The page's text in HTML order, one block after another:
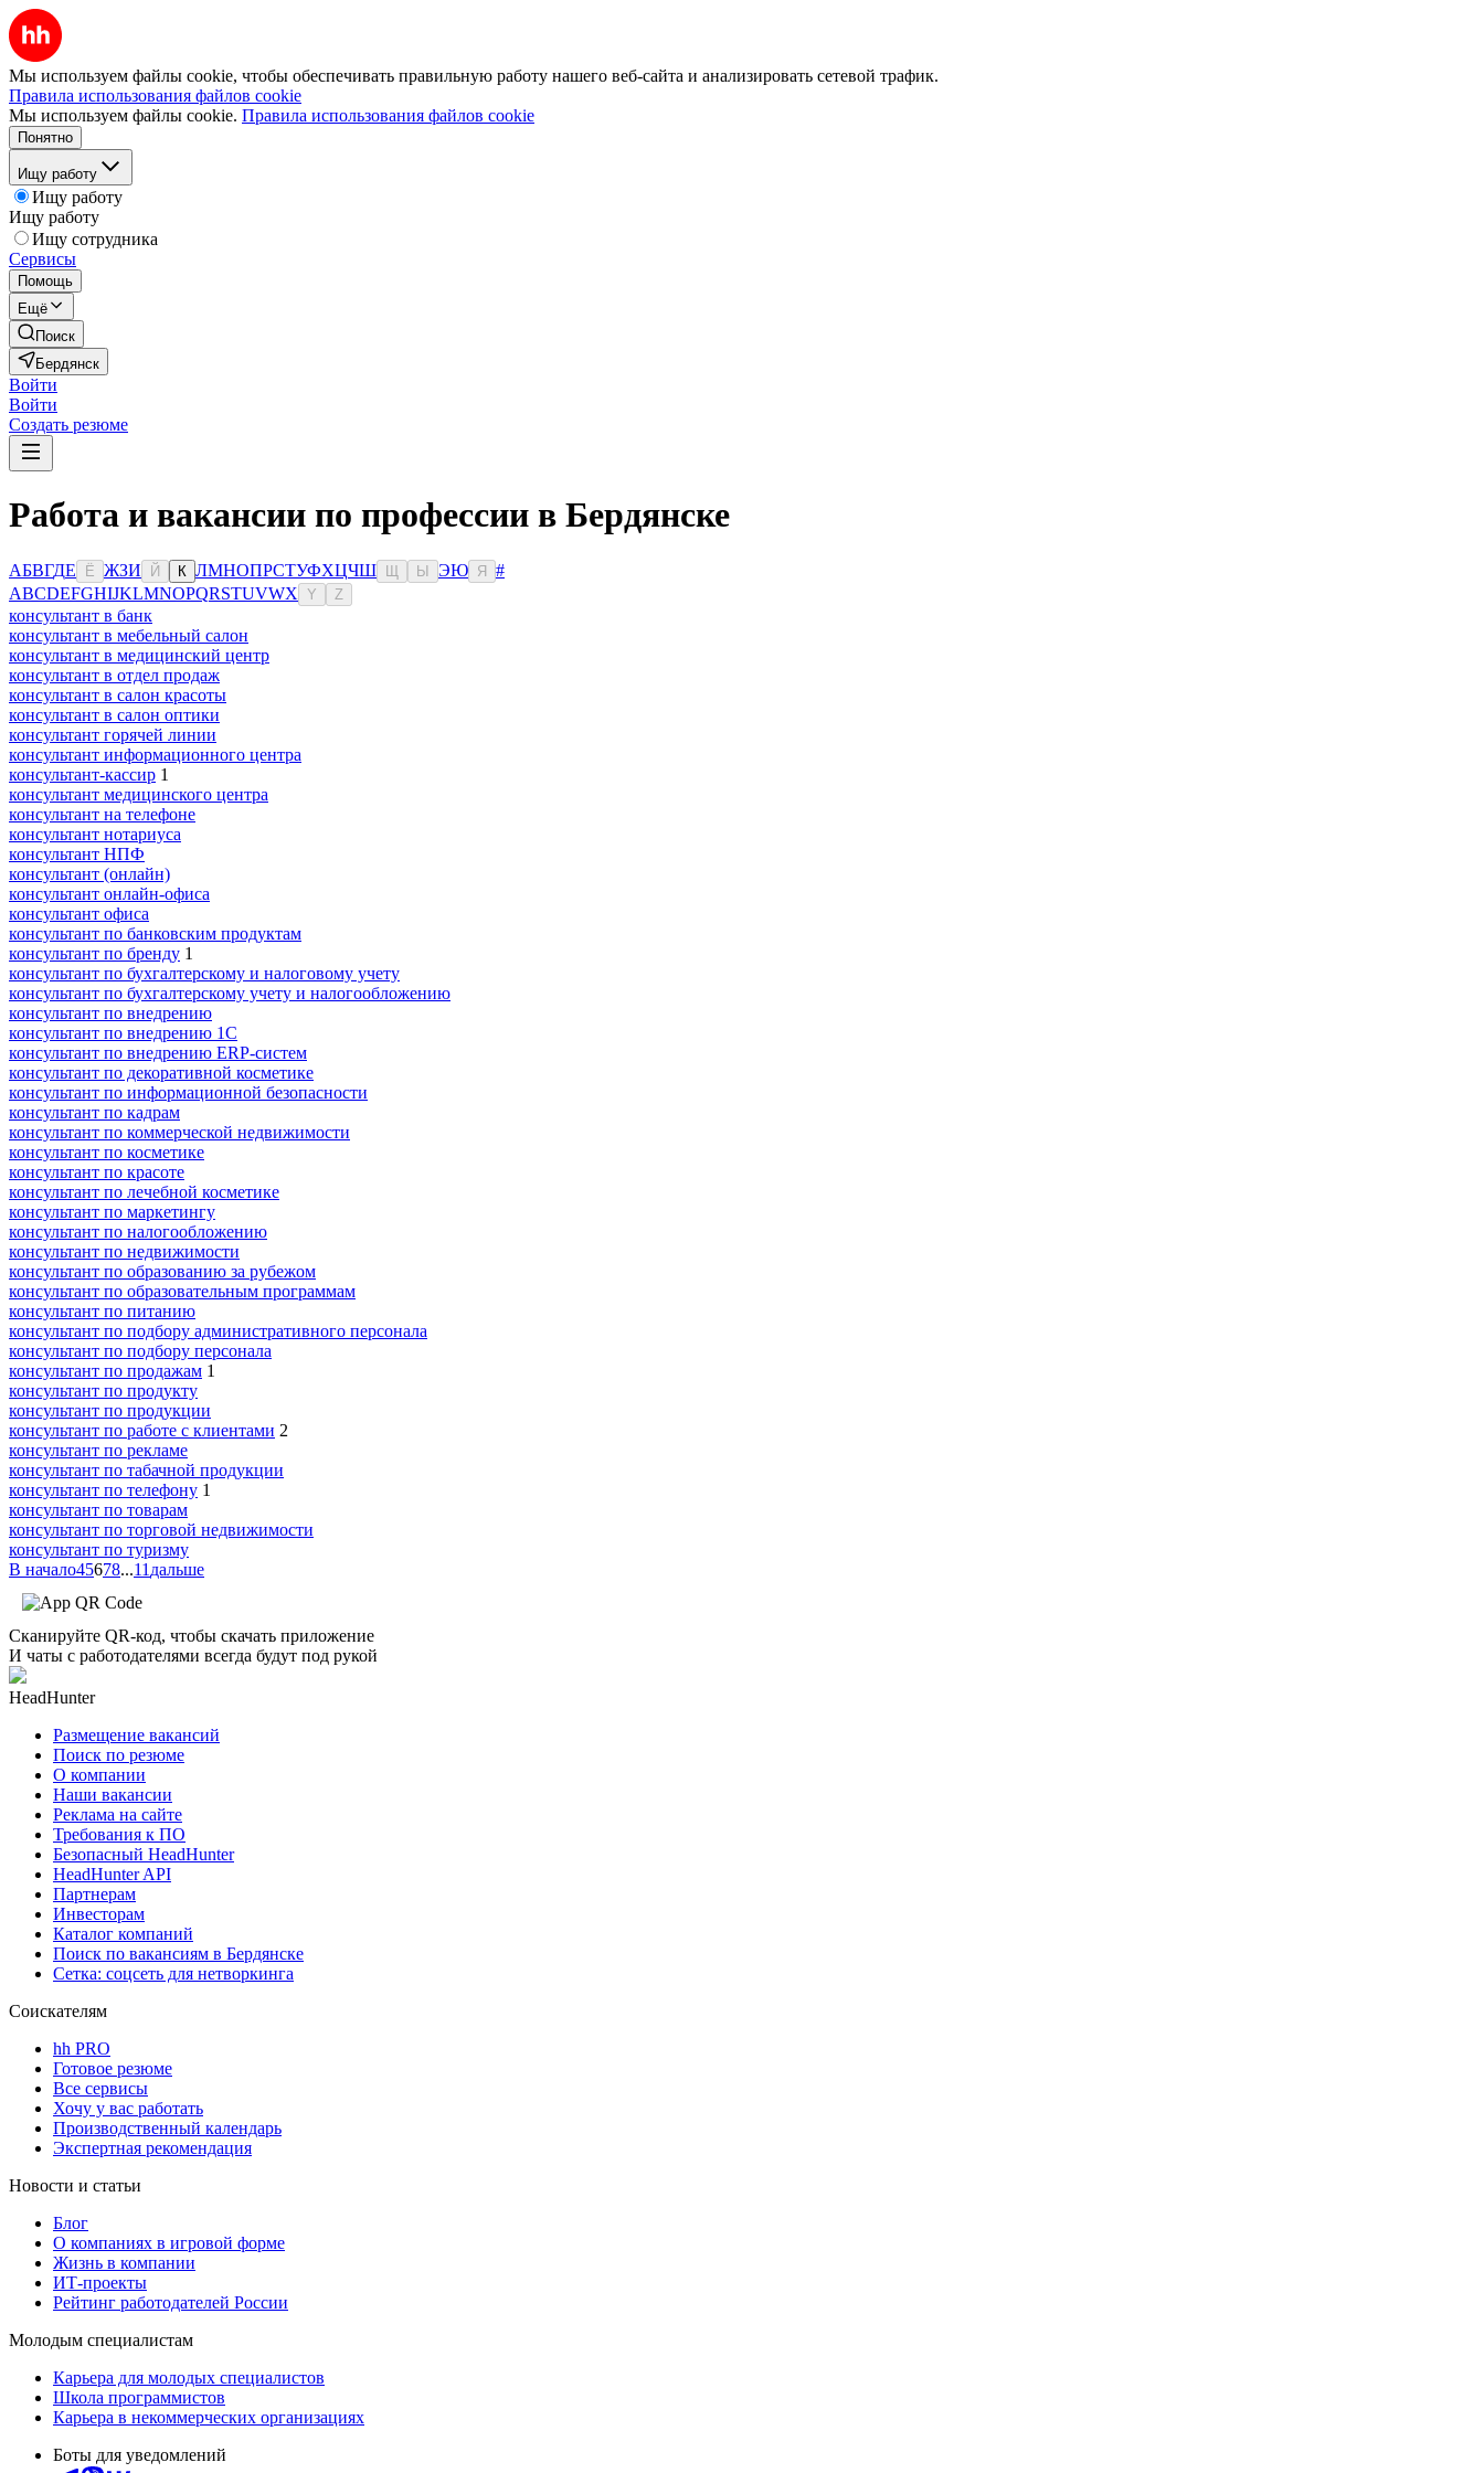
Мы используем файлы cookie, чтобы обеспечивать правильную работу нашего веб-сайта и анализировать сетевой трафик.
Правила использования файлов cookie
Мы используем файлы cookie. Правила использования файлов cookie
Понятно
Ищу работу
Ищу работу
Ищу работу
Ищу сотрудника
Сервисы
Помощь
Ещё
Поиск
Бердянск
Войти
Войти
Создать резюме
Работа и вакансии по профессии в Бердянске
АБВГДЕ Ё ЖЗИ Й К ЛМНОПРСТУФХЦЧШ Ы ЭЮ Я
#
ABCDEFGHIJKLMNOPQRSTUVWX Y Z
консультант в банк
консультант в мебельный салон
консультант в медицинский центр
консультант в отдел продаж
консультант в салон красоты
консультант в салон оптики
консультант горячей линии
консультант информационного центра
консультант-кассир 1
консультант медицинского центра
консультант на телефоне
консультант нотариуса
консультант НПФ
консультант (онлайн)
консультант онлайн-офиса
консультант офиса
консультант по банковским продуктам
консультант по бренду 1
консультант по бухгалтерскому и налоговому учету
консультант по бухгалтерскому учету и налогообложению
консультант по внедрению
консультант по внедрению 1С
консультант по внедрению ERP-систем
консультант по декоративной косметике
консультант по информационной безопасности
консультант по кадрам
консультант по коммерческой недвижимости
консультант по косметике
консультант по красоте
консультант по лечебной косметике
консультант по маркетингу
консультант по налогообложению
консультант по недвижимости
консультант по образованию за рубежом
консультант по образовательным программам
консультант по питанию
консультант по подбору административного персонала
консультант по подбору персонала
консультант по продажам 1
консультант по продукту
консультант по продукции
консультант по работе с клиентами 2
консультант по рекламе
консультант по табачной продукции
консультант по телефону 1
консультант по товарам
консультант по торговой недвижимости
консультант по туризму
В начало45678...11 дальше
Сканируйте QR-код, чтобы скачать приложение
И чаты с работодателями всегда будут под рукой
HeadHunter
Размещение вакансий
Поиск по резюме
О компании
Наши вакансии
Реклама на сайте
Требования к ПО
Безопасный HeadHunter
HeadHunter API
Партнерам
Инвесторам
Каталог компаний
Поиск по вакансиям в Бердянске
Сетка: соцсеть для нетворкинга
Соискателям
hh PRO
Готовое резюме
Все сервисы
Хочу у вас работать
Производственный календарь
Экспертная рекомендация
Новости и статьи
Блог
О компаниях в игровой форме
Жизнь в компании
ИТ-проекты
Рейтинг работодателей России
Молодым специалистам
Карьера для молодых специалистов
Школа программистов
Карьера в некоммерческих организациях
Боты для уведомлений